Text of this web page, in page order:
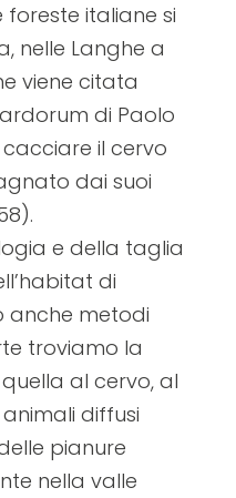
foreste italiane si
nelle Langhe a
viene citata
di Paolo
il cervo
dai suoi
e della taglia
di
anche metodi
troviamo la
al cervo, al
diffusi
pianure
nella valle